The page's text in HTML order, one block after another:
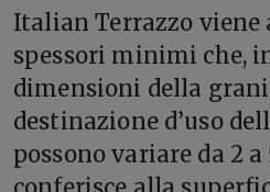
Italian Terrazzo viene
spessori minimi che,
dimensioni della
destinazione d’uso
possono variare da 2 a
conferisce alla